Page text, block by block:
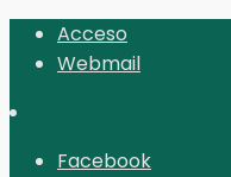
Acceso
Webmail
Facebook